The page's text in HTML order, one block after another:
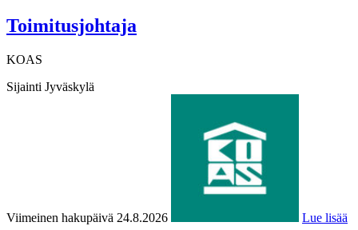
Toimitusjohtaja
KOAS
Sijainti Jyväskylä
Viimeinen hakupäivä 24.8.2026 Lue lisää